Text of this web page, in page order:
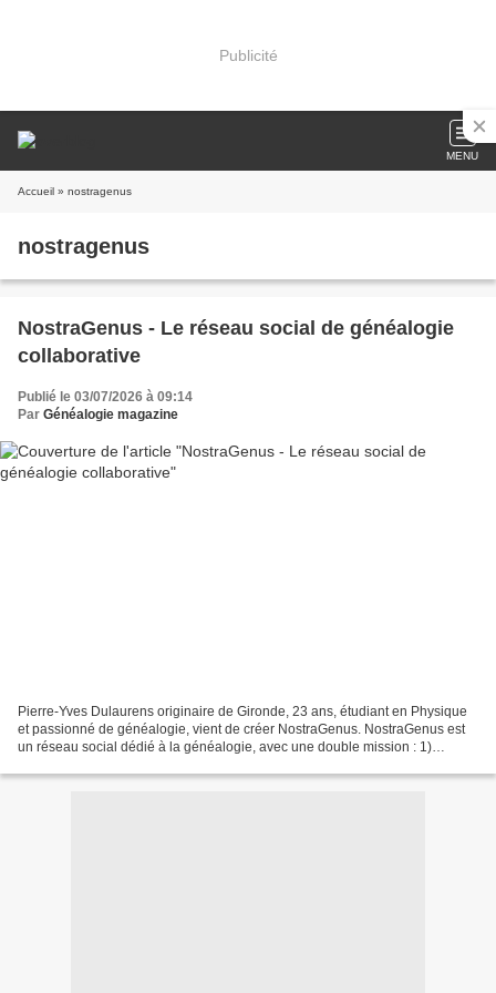
Publicité
MENU
Accueil » nostragenus
nostragenus
NostraGenus - Le réseau social de généalogie
collaborative
Publié le 03/07/2026 à 09:14
Par Généalogie magazine
Pierre-Yves Dulaurens originaire de Gironde, 23 ans, étudiant en Physique
et passionné de généalogie, vient de créer NostraGenus. NostraGenus est
un réseau social dédié à la généalogie, avec une double mission : 1)